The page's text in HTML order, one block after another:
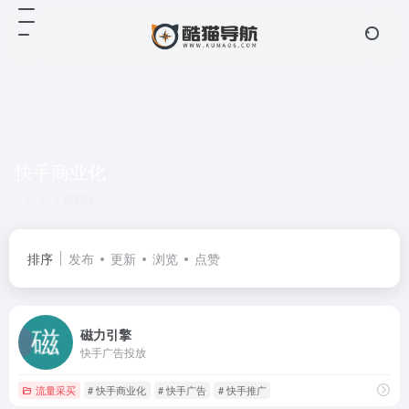
排序 发布 更新 浏览 点赞
磁力引擎
快手广告投放
流量采买 # 快手商业化 # 快手广告 # 快手推广